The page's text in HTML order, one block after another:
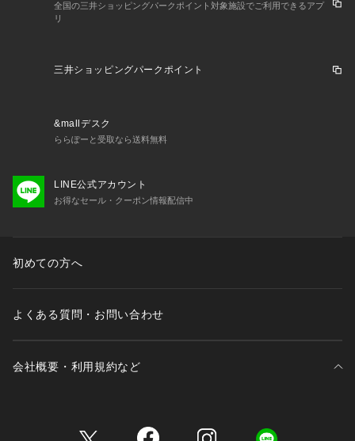
全国の三井ショッピングパークポイント対象施設でご利用できるアプ
リ
三井ショッピングパークポイント
&mallデスク
ららぽーと受取なら送料無料
LINE公式アカウント
お得なセール・クーポン情報配信中
初めての方へ
よくある質問・お問い合わせ
会社概要・利用規約など